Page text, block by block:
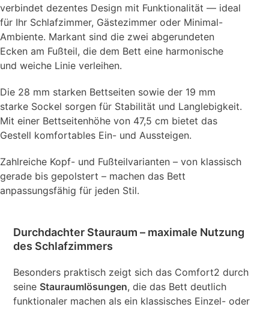
verbindet dezentes Design mit Funktionalität — ideal
für Ihr Schlafzimmer, Gästezimmer oder Minimal-
Ambiente. Markant sind die zwei abgerundeten
Ecken am Fußteil, die dem Bett eine harmonische
und weiche Linie verleihen.
Die 28 mm starken Bettseiten sowie der 19 mm
starke Sockel sorgen für Stabilität und Langlebigkeit.
Mit einer Bettseitenhöhe von 47,5 cm bietet das
Gestell komfortables Ein- und Aussteigen.
Zahlreiche Kopf- und Fußteilvarianten – von klassisch
gerade bis gepolstert – machen das Bett
anpassungsfähig für jeden Stil.
Durchdachter Stauraum – maximale Nutzung
des Schlafzimmers
Besonders praktisch zeigt sich das Comfort2 durch
seine Stauraumlösungen, die das Bett deutlich
funktionaler machen als ein klassisches Einzel- oder